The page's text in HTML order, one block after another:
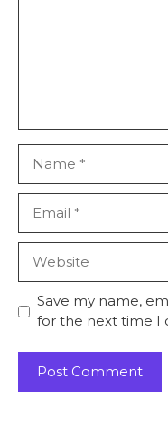
Save my name,
for the next time I